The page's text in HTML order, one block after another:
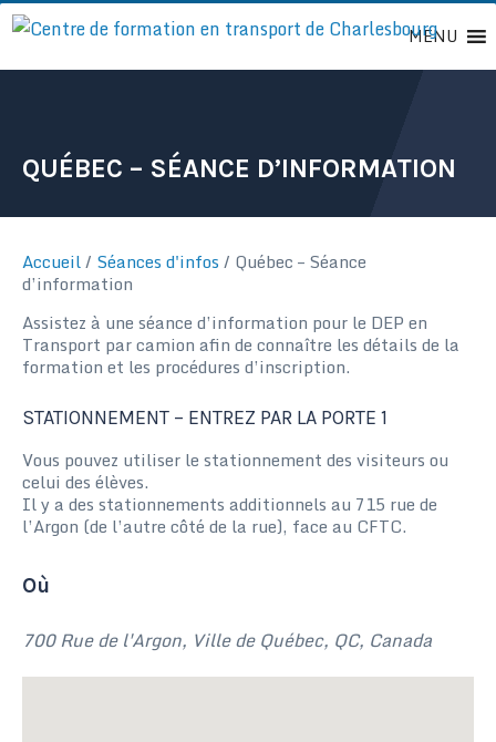
Passer
contenu
MENU
QUÉBEC – SÉANCE D’INFORMATION
Accueil/ Séances d'infos / Québec – Séance
d’information
Assistez à une séance d’information pour le DEP en
Transport par camion afin de connaître les détails de la
formation et les procédures d’inscription.
STATIONNEMENT – ENTREZ PAR LA PORTE 1
Vous pouvez utiliser le stationnement des visiteurs ou
celui des élèves.
Il y a des stationnements additionnels au 715 rue de
l’Argon (de l’autre côté de la rue), face au CFTC.
Où
700 Rue de l'Argon, Ville de Québec, QC, Canada